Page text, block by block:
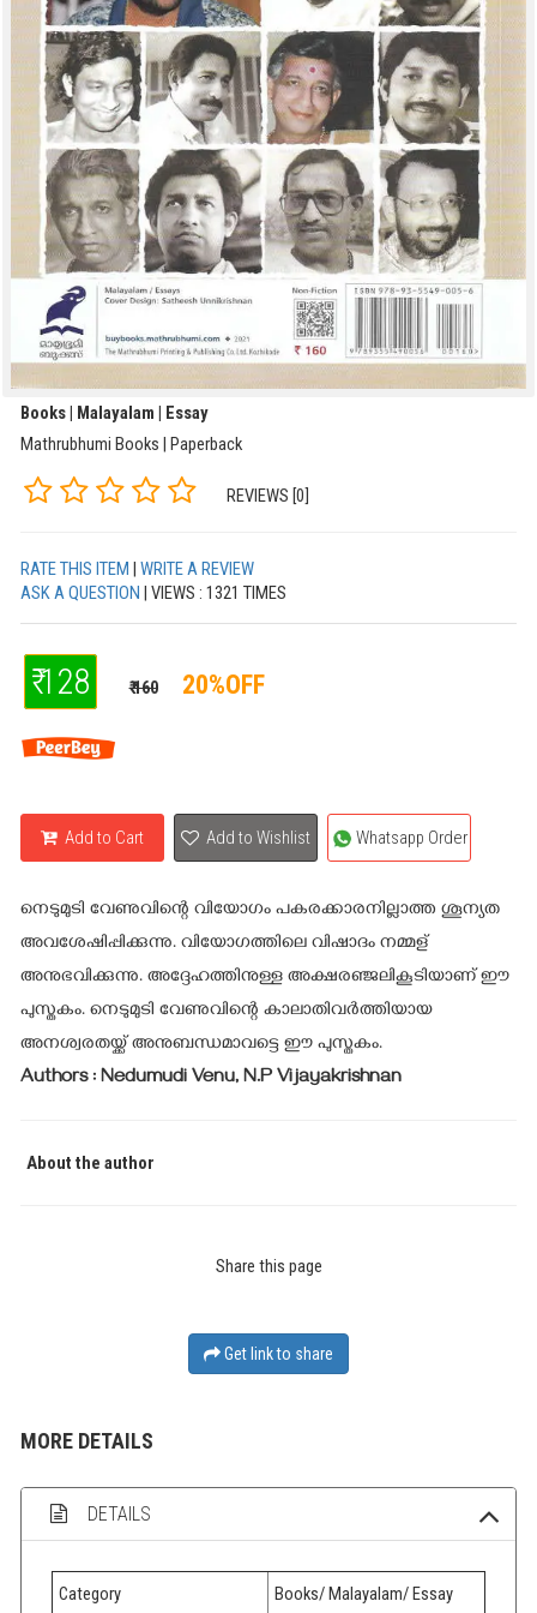
Books | Malayalam | Essay
Mathrubhumi Books | Paperback
REVIEWS [0]
RATE THIS ITEM
WRITE A REVIEW
ASK A QUESTION
| VIEWS : 1321 TIMES
₹ 128 ₹ 160 20%OFF
Add to Cart Add to Wishlist Whatsapp Order
നെടുമുടി വേണുവിന്റെ വിയോഗം പകരക്കാരനില്ലാത്ത ശൂന്യത
അവശേഷിപ്പിക്കുന്നു. വിയോഗത്തിലെ വിഷാദം നമ്മള്
അനുഭവിക്കുന്നു. അദ്ദേഹത്തിനുള്ള അക്ഷരഞ്ജലികൂടിയാണ് ഈ
പുസ്തകം. നെടുമുടി വേണുവിന്റെ കാലാതിവർത്തിയായ
അനശ്വരതയ്ക്ക് അനുബന്ധമാവട്ടെ ഈ പുസ്തകം.
Authors : Nedumudi Venu, N.P Vijayakrishnan
About the author
Share this page
Get link to share
MORE DETAILS
DETAILS
Category Books/ Malayalam/ Essay